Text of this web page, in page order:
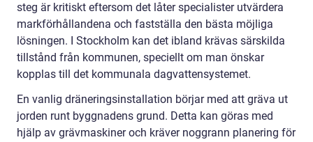
steg är kritiskt eftersom det låter specialister utvärdera
markförhållandena och fastställa den bästa möjliga
lösningen. I Stockholm kan det ibland krävas särskilda
tillstånd från kommunen, speciellt om man önskar
kopplas till det kommunala dagvattensystemet.
En vanlig dräneringsinstallation börjar med att gräva ut
jorden runt byggnadens grund. Detta kan göras med
hjälp av grävmaskiner och kräver noggrann planering för